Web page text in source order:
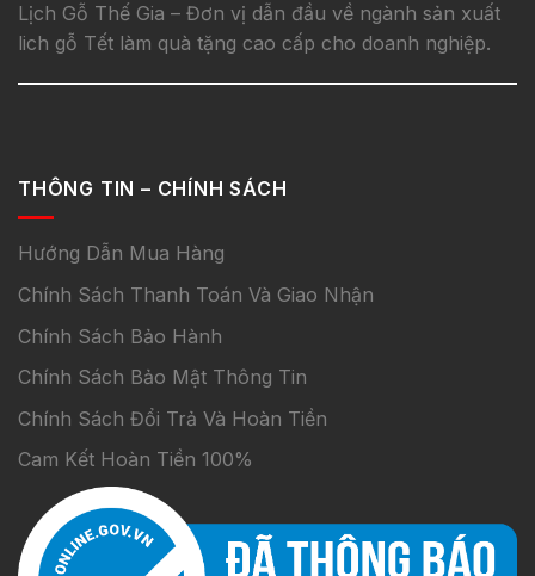
Lịch Gỗ Thế Gia – Đơn vị dẫn đầu về ngành sản xuất
lich gỗ Tết làm quà tặng cao cấp cho doanh nghiệp.
THÔNG TIN – CHÍNH SÁCH
Hướng Dẫn Mua Hàng
Chính Sách Thanh Toán Và Giao Nhận
Chính Sách Bảo Hành
Chính Sách Bảo Mật Thông Tin
Chính Sách Đổi Trả Và Hoàn Tiền
Cam Kết Hoàn Tiền 100%